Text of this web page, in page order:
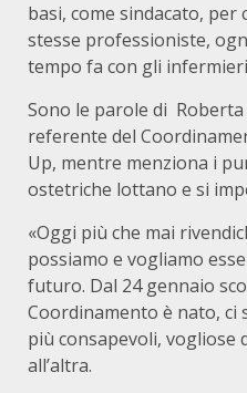
basi, come sindacato,
stesse professioniste,
tempo fa con gli
Sono le parole di
referente del
Up, mentre menziona i
ostetriche lottano e si
«Oggi più che mai
possiamo e vogliamo
futuro. Dal 24 gennaio
Coordinamento è nato,
più consapevoli, vogliose
all’altra.